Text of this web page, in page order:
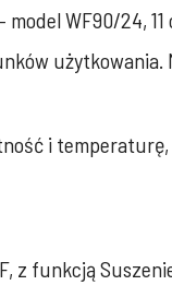
WF90/24,
użytkowania.
i
funkcją